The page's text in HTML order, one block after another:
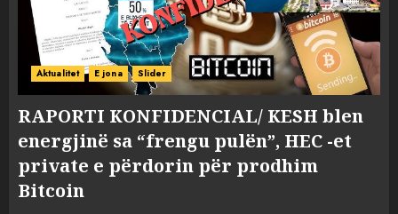
Aktualitet E jona Slider
RAPORTI KONFIDENCIAL/ KESH blen
energjinë sa “frengu pulën”, HEC -et
private e përdorin për prodhim
Bitcoin